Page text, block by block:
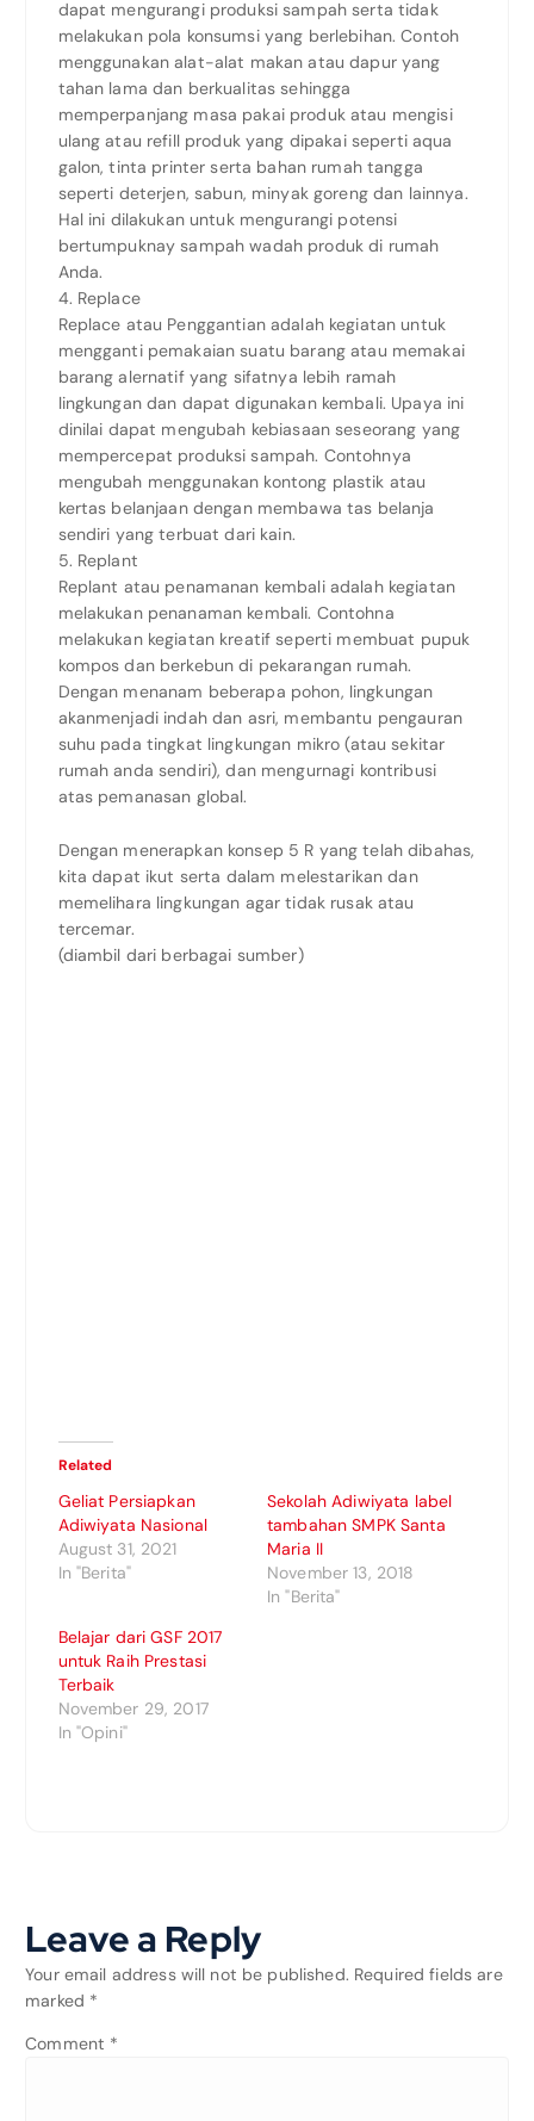
dapat mengurangi produksi sampah serta tidak
melakukan pola konsumsi yang berlebihan. Contoh
menggunakan alat-alat makan atau dapur yang
tahan lama dan berkualitas sehingga
memperpanjang masa pakai produk atau mengisi
ulang atau refill produk yang dipakai seperti aqua
galon, tinta printer serta bahan rumah tangga
seperti deterjen, sabun, minyak goreng dan lainnya.
Hal ini dilakukan untuk mengurangi potensi
bertumpuknay sampah wadah produk di rumah
Anda.
4. Replace
Replace atau Penggantian adalah kegiatan untuk
mengganti pemakaian suatu barang atau memakai
barang alernatif yang sifatnya lebih ramah
lingkungan dan dapat digunakan kembali. Upaya ini
dinilai dapat mengubah kebiasaan seseorang yang
mempercepat produksi sampah. Contohnya
mengubah menggunakan kontong plastik atau
kertas belanjaan dengan membawa tas belanja
sendiri yang terbuat dari kain.
5. Replant
Replant atau penamanan kembali adalah kegiatan
melakukan penanaman kembali. Contohna
melakukan kegiatan kreatif seperti membuat pupuk
kompos dan berkebun di pekarangan rumah.
Dengan menanam beberapa pohon, lingkungan
akanmenjadi indah dan asri, membantu pengauran
suhu pada tingkat lingkungan mikro (atau sekitar
rumah anda sendiri), dan mengurnagi kontribusi
atas pemanasan global.
Dengan menerapkan konsep 5 R yang telah dibahas,
kita dapat ikut serta dalam melestarikan dan
memelihara lingkungan agar tidak rusak atau
tercemar.
(diambil dari berbagai sumber)
Related
Geliat Persiapkan
Adiwiyata Nasional
August 31, 2021
In "Berita"
Sekolah Adiwiyata label
tambahan SMPK Santa
Maria II
November 13, 2018
In "Berita"
Belajar dari GSF 2017
untuk Raih Prestasi
Terbaik
November 29, 2017
In "Opini"
Leave a Reply
Your email address will not be published. Required fields are
marked *
Comment *